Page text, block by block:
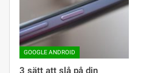
GOOGLE ANDROID
3 sätt att slå på din